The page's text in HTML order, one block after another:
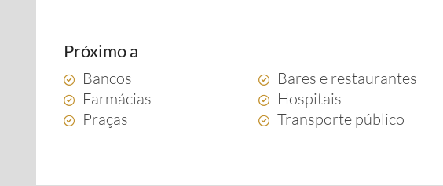
Próximo a
Bancos Bares e restaurantes
Farmácias
Hospitais
Praças
Transporte público